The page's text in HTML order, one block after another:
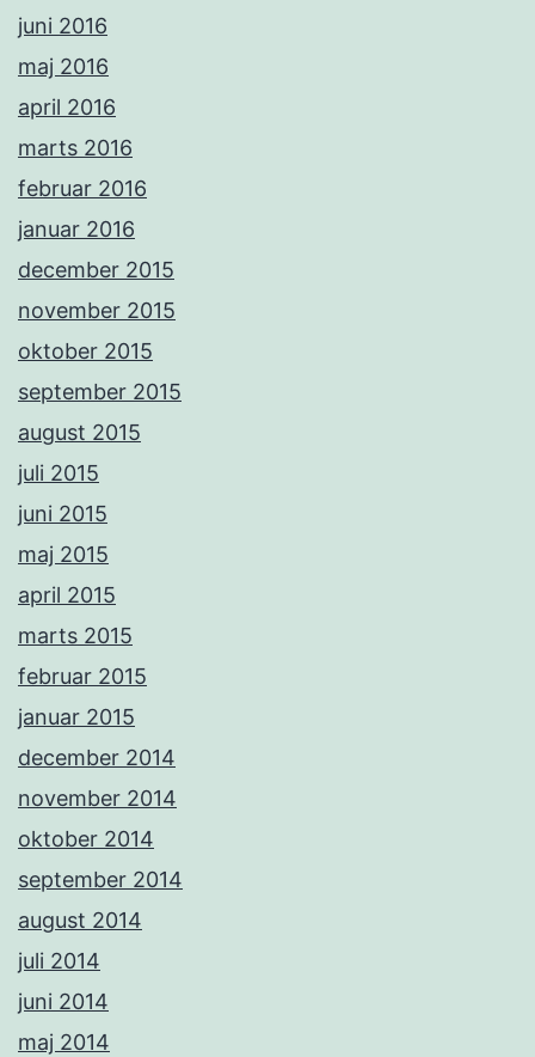
juni 2016
maj 2016
april 2016
marts 2016
februar 2016
januar 2016
december 2015
november 2015
oktober 2015
september 2015
august 2015
juli 2015
juni 2015
maj 2015
april 2015
marts 2015
februar 2015
januar 2015
december 2014
november 2014
oktober 2014
september 2014
august 2014
juli 2014
juni 2014
maj 2014